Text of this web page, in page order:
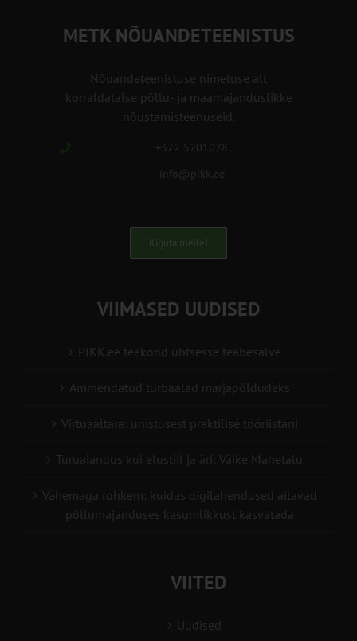
METK NÕUANDETEENISTUS
Nõuandeteenistuse nimetuse alt
korraldatalse põllu- ja maamajanduslikke
nõustamisteenuseid.
+372 5201078
info@pikk.ee
Kirjuta meile!
VIIMASED UUDISED
PIKK.ee teekond ühtsesse teabesalve
Ammendatud turbaalad marjapõldudeks
Virtuaaltara: unistusest praktilise tööriistani
Turuaiandus kui elustiil ja äri: Väike Mahetalu
Vähemaga rohkem: kuidas digilahendused aitavad
põllumajanduses kasumlikkust kasvatada
VIITED
Uudised